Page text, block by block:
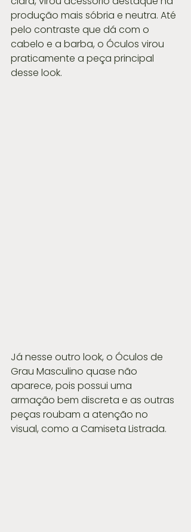
produção mais sóbria e neutra. Até
pelo contraste que dá com o
cabelo e a barba, o Óculos virou
praticamente a peça principal
desse look.
Já nesse outro look, o Óculos de
Grau Masculino quase não
aparece, pois possui uma
armação bem discreta e as outras
peças roubam a atenção no
visual, como a Camiseta Listrada.